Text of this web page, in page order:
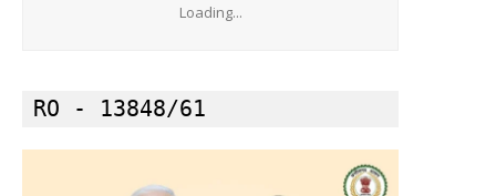
Loading...
RO - 13848/61